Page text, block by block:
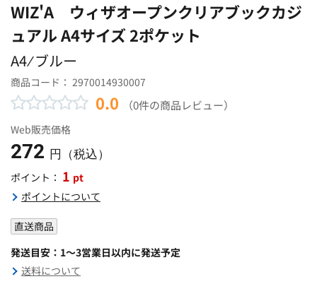
WIZ'A ウィザオープンクリアブックカジ
ュアル A4サイズ 2ポケット
A4 ⁄ ブルー
商品コード： 2970014930007
0.0 （0件の商品レビュー）
Web販売価格
272 円（税込）
ポイント： 1 pt
ポイントについて
直送商品
発送目安：1～3営業日以内に発送予定
送料について